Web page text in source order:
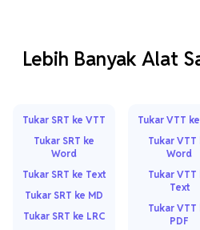
Lebih Banyak Alat
Tukar SRT ke VTT
Tukar SRT ke
Word
Tukar SRT ke Text
Tukar SRT ke MD
Tukar SRT ke LRC
Tukar VTT ke
Tukar VTT
Word
Tukar VTT
Text
Tukar VTT
PDF